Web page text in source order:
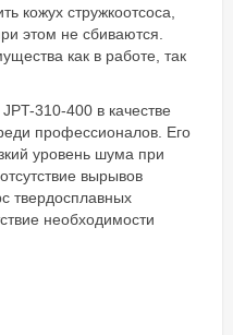
кожух стружкоотсоса,
этом не сбиваются.
как в работе, так
310-400 в качестве
профессионалов. Его
уровень шума при
вырывов
твердосплавных
необходимости